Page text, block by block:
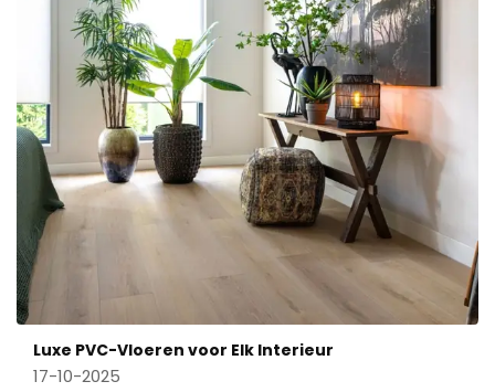
Luxe PVC-Vloeren voor Elk Interieur
17-10-2025